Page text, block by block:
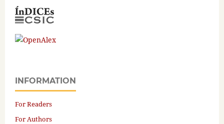
INFORMATION
For Readers
For Authors